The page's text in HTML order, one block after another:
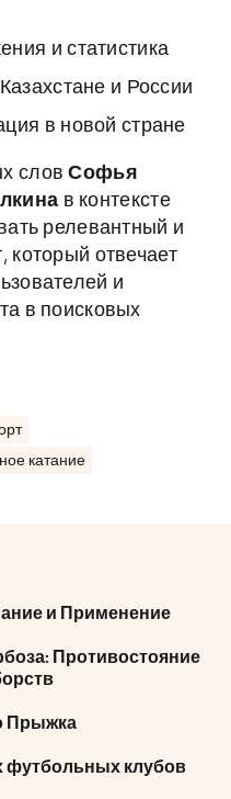
и статистика
и России
в новой стране
словСофья
в контексте
релевантный и
который отвечает
и
в поисковых
катание
и Применение
Противостояние
Прыжка
футбольных клубов